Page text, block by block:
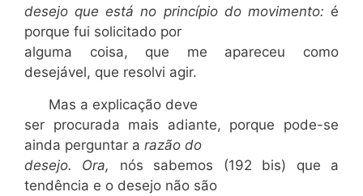
desejo que está no princípio do movimento: é
porque fui solicitado por
alguma coisa, que me apareceu como
desejável, que resolvi agir.
Mas a explicação deve
ser procurada mais adiante, porque pode-se
ainda perguntar a razão do
desejo. Ora, nós sabemos (192 bis) que a
tendência e o desejo não são